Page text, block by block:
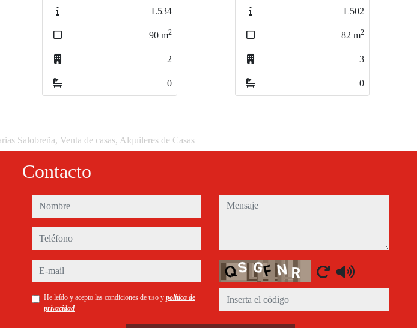
L502
82 m2
3
0
L665
78m2
3
0
Salobreña, Venta de casas, Alquileres de Casas
Contacto
nombre
teléfono
e-mail
He leído y acepto las condiciones de uso y política de
privacidad
mensaje
Captcha